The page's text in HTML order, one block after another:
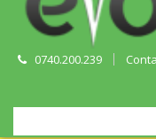
0740.200.239